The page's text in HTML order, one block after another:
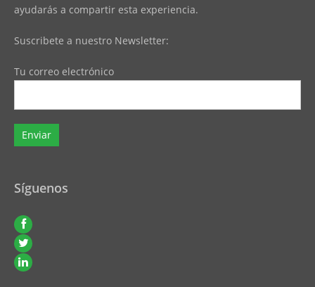
ayudarás a compartir esta experiencia.
Suscribete a nuestro Newsletter:
Tu correo electrónico
Síguenos